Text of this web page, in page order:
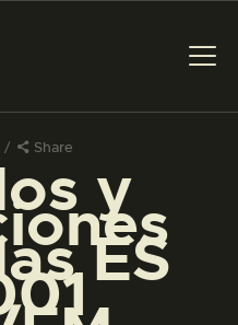
Share
y
ES
VISITA